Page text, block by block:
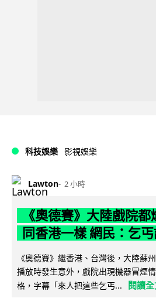
科技娛樂 影視娛樂
Lawton 2 小時
《奧德賽》大陸戲院
同香港一樣 網民：乞
《奧德賽》繼香港、台灣後，大陸蘇
播放時發生意外，戲院出現機器冒煙
格，字幕「來人把這些乞丐...
閱讀